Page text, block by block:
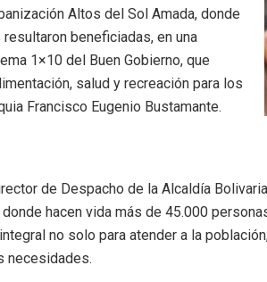
Altos del Sol Amada, donde
beneficiadas, en una
1×10 del Buen Gobierno, que
salud y recreación para los
Francisco Eugenio Bustamante.
de Despacho de la Alcaldía
hacen vida más de 45.000
no solo para atender a la
necesidades.